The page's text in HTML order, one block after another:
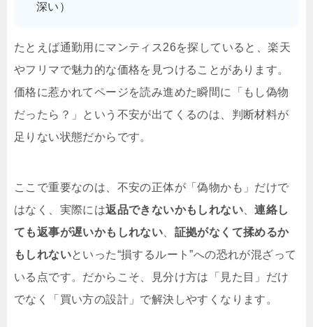
深い）
たとえば通勤用にマンティス26を探していると、楽天
やフリマで魅力的な価格を見つけることがあります。
価格に惹かれてページを読み進めた瞬間に「もし偽物
だったら？」という不安が出てくるのは、判断材料が
足りない状態だからです。
ここで重要なのは、不安の正体が「偽物かも」だけで
はなく、実際には返品できないかもしれない 、連絡し
ても返事が遅いかもしれない
証拠がなくて揉めるか
もしれないといった“損するルート”への恐れが混ざって
いる点です。だからこそ、見分け方は「見た目」だけ
でなく「買い方の設計」で解決しやすくなります。